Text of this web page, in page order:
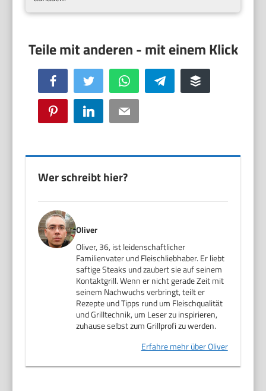
Facebook Twitter WhatsApp Telegram Buffer
Pinterest LinkedIn Email
Wer schreibt hier?
Oliver
Oliver, 36, ist leidenschaftlicher
Familienvater und Fleischliebhaber. Er liebt
saftige Steaks und zaubert sie auf seinem
Kontaktgrill. Wenn er nicht gerade Zeit mit
seinem Nachwuchs verbringt, teilt er
Rezepte und Tipps rund um Fleischqualität
und Grilltechnik, um Leser zu inspirieren,
zuhause selbst zum Grillprofi zu werden.
Erfahre mehr über Oliver